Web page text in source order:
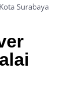
Surabaya